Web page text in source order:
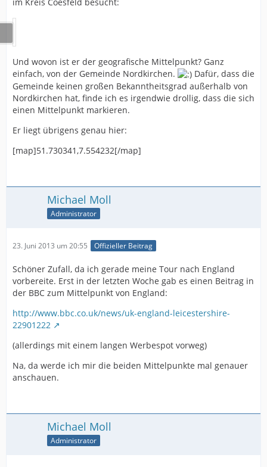
Und wovon ist er der geografische Mittelpunkt? Ganz
einfach, von der Gemeinde Nordkirchen.
Dafür, dass die
Gemeinde keinen großen Bekanntheitsgrad außerhalb von
Nordkirchen hat, finde ich es irgendwie drollig, dass die sich
einen Mittelpunkt markieren.
Er liegt übrigens genau hier:
[map]51.730341,7.554232[/map]
Michael Moll
Administrator
23. Juni 2013 um 20:55 Offizieller Beitrag
Schöner Zufall, da ich gerade meine Tour nach England
vorbereite. Erst in der letzten Woche gab es einen Beitrag in
der BBC zum Mittelpunkt von England:
http://www.bbc.co.uk/news/uk-england-leicestershire-
22901222
(allerdings mit einem langen Werbespot vorweg)
Na, da werde ich mir die beiden Mittelpunkte mal genauer
anschauen.
Michael Moll
Administrator